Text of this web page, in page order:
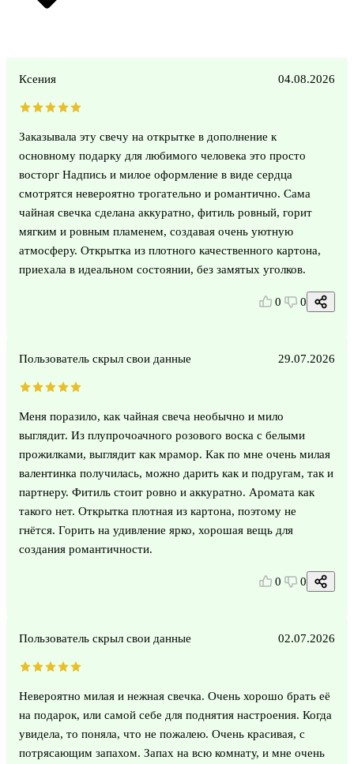
Ксения 04.08.2026
Заказывала эту свечу на открытке в дополнение к
основному подарку для любимого человека это просто
восторг Надпись и милое оформление в виде сердца
смотрятся невероятно трогательно и романтично. Сама
чайная свечка сделана аккуратно, фитиль ровный, горит
мягким и ровным пламенем, создавая очень уютную
атмосферу. Открытка из плотного качественного картона,
приехала в идеальном состоянии, без замятых уголков.
0 0
Пользователь скрыл свои данные 29.07.2026
Меня поразило, как чайная свеча необычно и мило
выглядит. Из плупрочоачного розового воска с белыми
прожилками, выглядит как мрамор. Как по мне очень милая
валентинка получилась, можно дарить как и подругам, так и
партнеру. Фитиль стоит ровно и аккуратно. Аромата как
такого нет. Открытка плотная из картона, поэтому не
гнётся. Горить на удивление ярко, хорошая вещь для
создания романтичности.
0 0
Пользователь скрыл свои данные 02.07.2026
Невероятно милая и нежная свечка. Очень хорошо брать её
на подарок, или самой себе для поднятия настроения. Когда
увидела, то поняла, что не пожалею. Очень красивая, с
потрясающим запахом. Запах на всю комнату, и мне очень